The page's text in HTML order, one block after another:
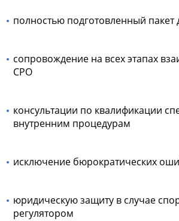
полностью подготовленный пакет
сопровождение на всех этапах
СРО
консультации по квалификации
внутренним процедурам
исключение бюрократических
юридическую защиту в случае
регулятором